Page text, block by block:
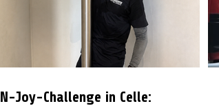
N-Joy-Challenge in Celle: